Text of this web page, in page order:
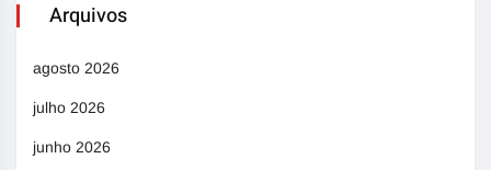
Arquivos
agosto 2026
julho 2026
junho 2026